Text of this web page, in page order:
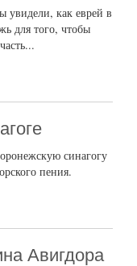
увидели, как еврей в
для того, чтобы
синагогу
пения.
Авигдора